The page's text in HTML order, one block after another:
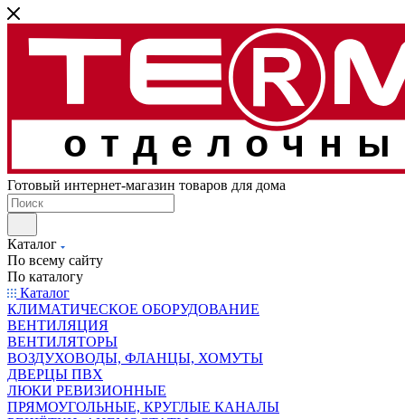
Готовый интернет-магазин товаров для дома
Каталог
По всему сайту
По каталогу
Каталог
КЛИМАТИЧЕСКОЕ ОБОРУДОВАНИЕ
ВЕНТИЛЯЦИЯ
ВЕНТИЛЯТОРЫ
ВОЗДУХОВОДЫ, ФЛАНЦЫ, ХОМУТЫ
ДВЕРЦЫ ПВХ
ЛЮКИ РЕВИЗИОННЫЕ
ПРЯМОУГОЛЬНЫЕ, КРУГЛЫЕ КАНАЛЫ